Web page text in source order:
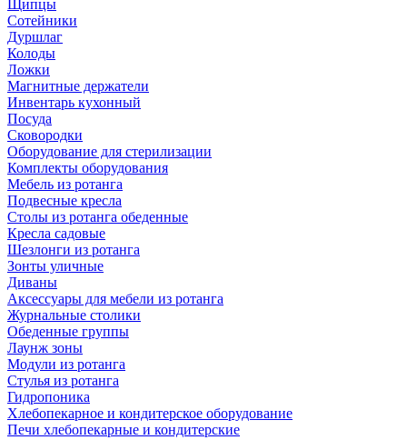
Щипцы
Сотейники
Дуршлаг
Колоды
Ложки
Магнитные держатели
Инвентарь кухонный
Посуда
Сковородки
Оборудование для стерилизации
Комплекты оборудования
Мебель из ротанга
Подвесные кресла
Столы из ротанга обеденные
Кресла садовые
Шезлонги из ротанга
Зонты уличные
Диваны
Аксессуары для мебели из ротанга
Журнальные столики
Обеденные группы
Лаунж зоны
Модули из ротанга
Стулья из ротанга
Гидропоника
Хлебопекарное и кондитерское оборудование
Печи хлебопекарные и кондитерские